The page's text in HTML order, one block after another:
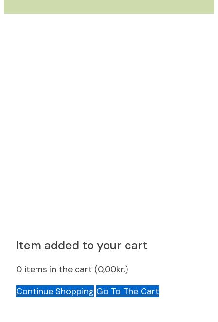
Item added to your cart
0 items in the cart (0,00kr.)
Continue Shopping Go To The Cart